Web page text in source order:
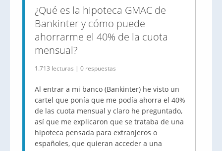
¿Qué es la hipoteca GMAC de
Bankinter y cómo puede
ahorrarme el 40% de la cuota
mensual?
1.713 lecturas | 0 respuestas
Al entrar a mi banco (Bankinter) he visto un
cartel que ponía que me podía ahorra el 40%
de las cuota mensual y claro he preguntado,
así que me explicaron que se trataba de una
hipoteca pensada para extranjeros o
españoles, que quieran acceder a una